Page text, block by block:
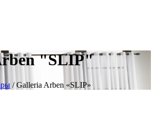
"SLIP"
/Galleria Arben «SLIP»